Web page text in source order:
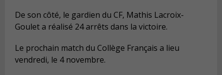
De son côté, le gardien du CF, Mathis Lacroix-
Goulet a réalisé 24 arrêts dans la victoire.
Le prochain match du Collège Français a lieu
vendredi, le 4 novembre.